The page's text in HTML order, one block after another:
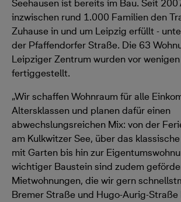
Seehausen ist bereits im Bau. Seit
inzwischen rund 1.000 Familien den
Zuhause in und um Leipzig erfüllt -
der Pfaffendorfer Straße. Die 63
Leipziger Zentrum wurden vor
fertiggestellt.
„Wir schaffen Wohnraum für alle
Altersklassen und planen dafür einen
abwechslungsreichen Mix: von der
am Kulkwitzer See, über das
mit Garten bis hin zur
wichtiger Baustein sind zudem
Mietwohnungen, die wir gern
Bremer Straße und Hugo-Aurig-Straße